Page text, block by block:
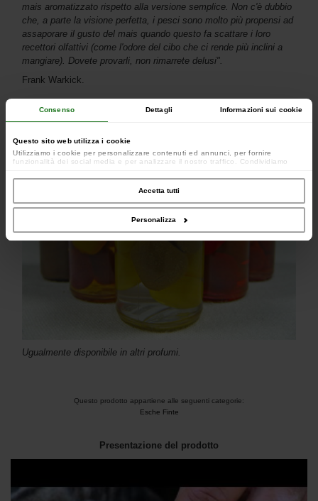
Consenso Dettagli Informazioni sui cookie
Questo sito web utilizza i cookie
Utilizziamo i cookie per personalizzare contenuti ed annunci, per fornire
funzionalità dei social media e per analizzare il nostro traffico. Condividiamo
occupano di analisi dei dati web, pubblicità e social media, i quali potrebbero
combinarle con altre informazioni che hai fornito loro o che hanno raccolto dal
Accetta tutti
Personalizza
mais aromatizzato rispetto alla versione semplice. Non c'è dubbio
che, a parte la visione perfetta, i pesci sono molto più propensi ad
assaporare il gusto del mais quando questo fa scattare i loro
recettori olfattivi (come l'odore del cibo che ci rende più inclini a
mangiare). Dovete provarli, non rimarrete delusi".
Frank Warkick.
Ugualmente disponibile in altri profumi.
Questo prodotto appartiene alle seguenti categorie:
Esche Finte
Presentazione del prodotto